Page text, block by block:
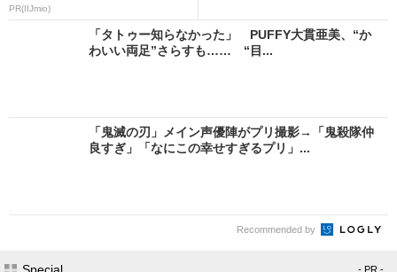
PR(IIJmio)
「タトゥー知らなかった」 PUFFY大貫亜美、“か
わいい両足”さらすも…… “目...
「鬼滅の刃」メイン声優陣がプリ撮影→「鬼殺隊仲
良すぎ」「なにこの幸せすぎるプリ」...
Recommended by
- PR -